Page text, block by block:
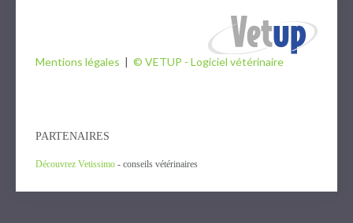
Mentions légales | © VETUP - Logiciel vétérinaire
PARTENAIRES
Découvrez Vetissimo - conseils vétérinaires